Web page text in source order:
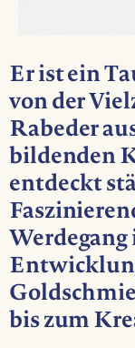
Er ist ein
von der
Rabeder
bildenden
entdeckt
bis zum